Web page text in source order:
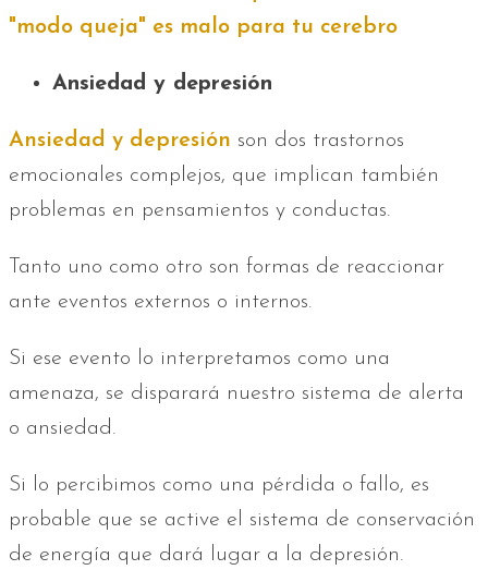
"modo queja" es malo para tu cerebro
Ansiedad y depresión
Ansiedad y depresión son dos trastornos
emocionales complejos, que implican también
problemas en pensamientos y conductas.
Tanto uno como otro son formas de reaccionar
ante eventos externos o internos.
Si ese evento lo interpretamos como una
amenaza, se disparará nuestro sistema de alerta
o ansiedad.
Si lo percibimos como una pérdida o fallo, es
probable que se active el sistema de conservación
de energía que dará lugar a la depresión.